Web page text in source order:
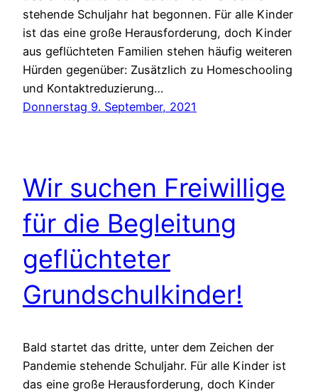
stehende Schuljahr hat begonnen. Für alle Kinder
ist das eine große Herausforderung, doch Kinder
aus geflüchteten Familien stehen häufig weiteren
Hürden gegenüber: Zusätzlich zu Homeschooling
und Kontaktreduzierung…
Donnerstag 9. September, 2021
Wir suchen Freiwillige
für die Begleitung
geflüchteter
Grundschulkinder!
Bald startet das dritte, unter dem Zeichen der
Pandemie stehende Schuljahr. Für alle Kinder ist
das eine große Herausforderung, doch Kinder